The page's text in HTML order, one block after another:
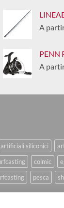
A
PENN
A
artificiali siliconici
colmic
pesca